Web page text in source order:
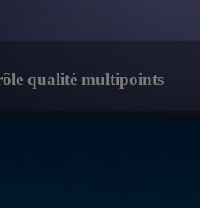
qualité multipoints